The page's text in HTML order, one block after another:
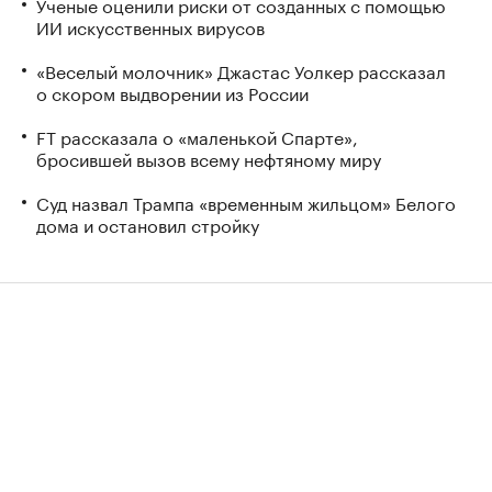
ИИ искусственных вирусов
«Веселый молочник» Джастас Уолкер рассказал
о скором выдворении из России
FT рассказала о «маленькой Спарте»,
бросившей вызов всему нефтяному миру
Суд назвал Трампа «временным жильцом» Белого
дома и остановил стройку